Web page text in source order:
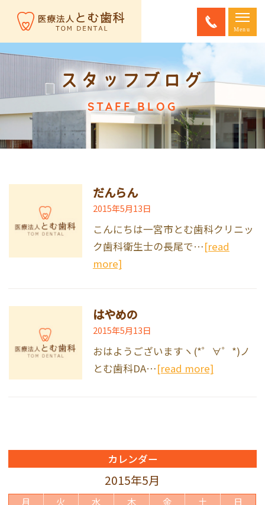
スタッフブログ
STAFF BLOG
だんらん
2015年5月13日
こんにちは一宮市とむ歯科クリニッ
ク歯科衛生士の長尾で…[read
more]
はやめの
2015年5月13日
おはようございますヽ(*゜∀゜*)ノ
とむ歯科DA…[read more]
カレンダー
2015年5月
月 火 水 木 金 土 日